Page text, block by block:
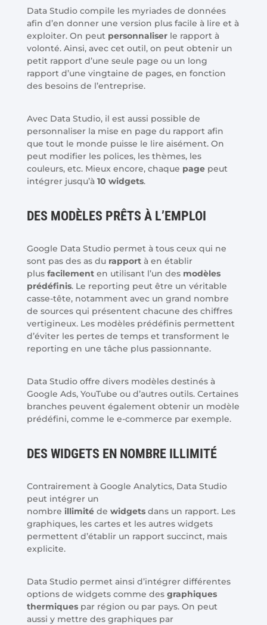
Data Studio compile les myriades de données
afin d’en donner une version plus facile à lire et à
exploiter. On peut personnaliserle rapport à
volonté. Ainsi, avec cet outil, on peut obtenir un
petit rapport d’une seule page ou un long
rapport d’une vingtaine de pages, en fonction
des besoins de l’entreprise.
Avec Data Studio, il est aussi possible de
personnaliser la mise en page du rapport afin
que tout le monde puisse le lire aisément. On
peut modifier les polices, les thèmes, les
couleurs, etc. Mieux encore, chaque pagepeut
intégrer jusqu’à 10 widgets.
DES MODÈLES PRÊTS À L’EMPLOI
Google Data Studio permet à tous ceux qui ne
sont pas des as du rapportà en établir
plus facilementen utilisant l’un des modèles
prédéfinis. Le reporting peut être un véritable
casse-tête, notamment avec un grand nombre
de sources qui présentent chacune des chiffres
vertigineux. Les modèles prédéfinis permettent
d’éviter les pertes de temps et transforment le
reporting en une tâche plus passionnante.
Data Studio offre divers modèles destinés à
Google Ads, YouTube ou d’autres outils. Certaines
branches peuvent également obtenir un modèle
prédéfini, comme le e-commerce par exemple.
DES WIDGETS EN NOMBRE ILLIMITÉ
Contrairement à Google Analytics, Data Studio
peut intégrer un
nombre illimitéde widgetsdans un rapport. Les
graphiques, les cartes et les autres widgets
permettent d’établir un rapport succinct, mais
explicite.
Data Studio permet ainsi d’intégrer différentes
options de widgets comme des graphiques
thermiquespar région ou par pays. On peut
aussi y mettre des graphiques par